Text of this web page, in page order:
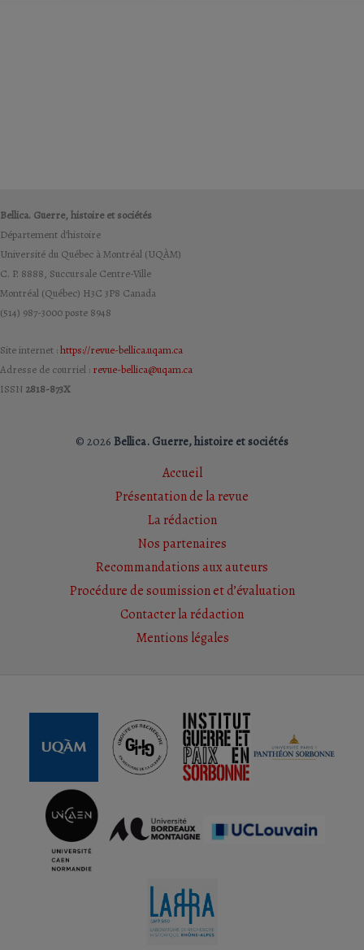
Bellica. Guerre, histoire et sociétés
Département d’histoire
Université du Québec à Montréal (UQÀM)
C. P. 8888, Succursale Centre-Ville
Montréal (Québec) H3C 3P8 Canada
(514) 987-3000 poste 8948
Site internet :https://revue-bellica.uqam.ca
Adresse de courriel : revue-bellica@uqam.ca
ISSN 2818-873X
© 2026 Bellica. Guerre, histoire et sociétés
Accueil
Présentation de la revue
La rédaction
Nos partenaires
Recommandations aux auteurs
Procédure de soumission et d’évaluation
Contacter la rédaction
Mentions légales